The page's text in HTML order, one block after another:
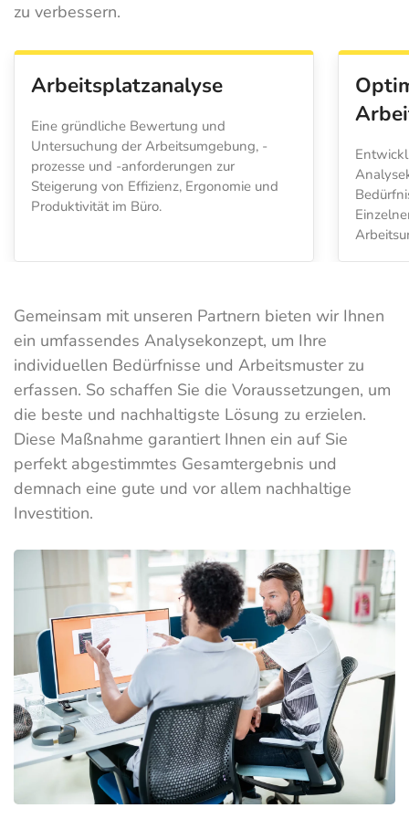
zu verbessern.
Arbeitsplatzanalyse
Eine gründliche Bewertung und
Untersuchung der Arbeitsumgebung, -
prozesse und -anforderungen zur
Steigerung von Effizienz, Ergonomie und
Produktivität im Büro.
Gemeinsam mit unseren Partnern bieten wir Ihnen
ein umfassendes Analysekonzept, um Ihre
individuellen Bedürfnisse und Arbeitsmuster zu
erfassen. So schaffen Sie die Voraussetzungen, um
die beste und nachhaltigste Lösung zu erzielen.
Diese Maßnahme garantiert Ihnen ein auf Sie
perfekt abgestimmtes Gesamtergebnis und
demnach eine gute und vor allem nachhaltige
Investition.